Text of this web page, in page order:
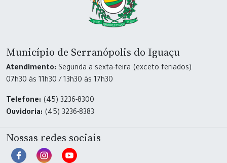
Município de Serranópolis do Iguaçu
Atendimento: Segunda a sexta-feira (exceto feriados)
07h30 às 11h30 / 13h30 às 17h30
Telefone: (45) 3236-8300
Ouvidoria: (45) 3236-8383
Nossas redes sociais